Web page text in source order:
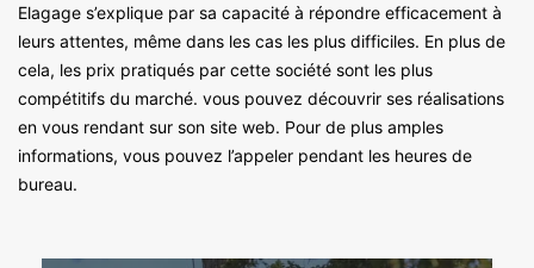
Elagage s’explique par sa capacité à répondre efficacement à
leurs attentes, même dans les cas les plus difficiles. En plus de
cela, les prix pratiqués par cette société sont les plus
compétitifs du marché. vous pouvez découvrir ses réalisations
en vous rendant sur son site web. Pour de plus amples
informations, vous pouvez l’appeler pendant les heures de
bureau.